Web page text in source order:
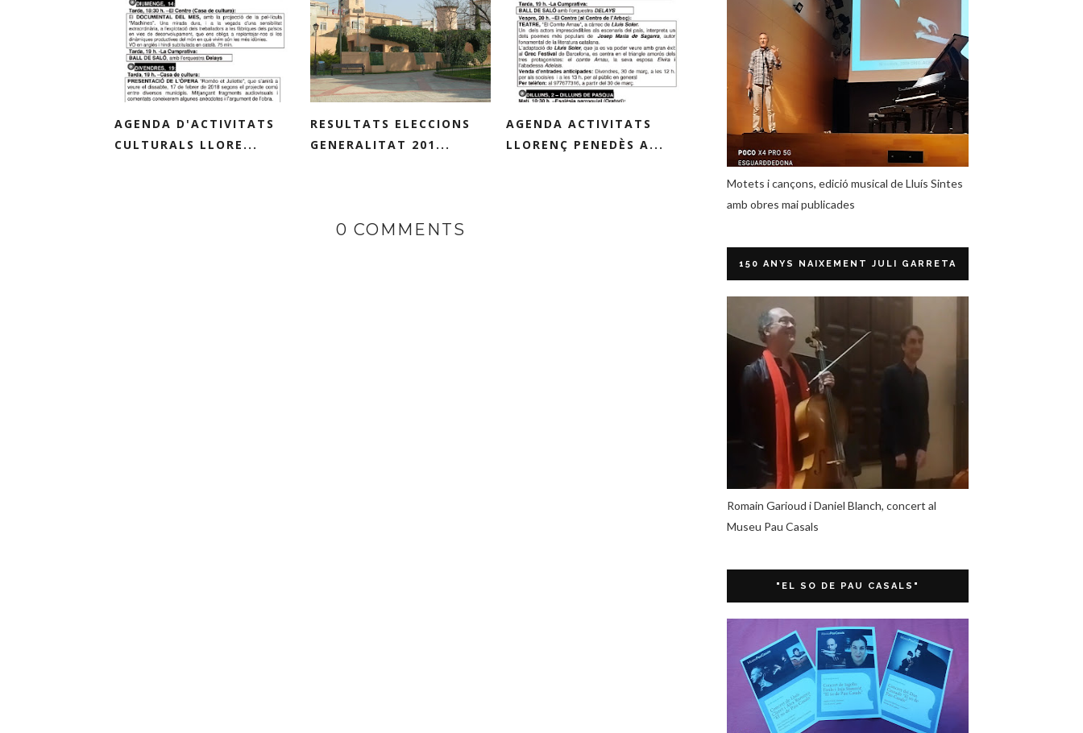
AGENDA D'ACTIVITATS
CULTURALS LLORE...
RESULTATS ELECCIONS
GENERALITAT 201...
AGENDA ACTIVITATS
LLORENÇ PENEDÈS A...
0 COMMENTS
Motets i cançons, edició musical de Lluís Sintes
amb obres mai publicades
150 ANYS NAIXEMENT JULI GARRETA
Romain Garioud i Daniel Blanch, concert al
Museu Pau Casals
"EL SO DE PAU CASALS"